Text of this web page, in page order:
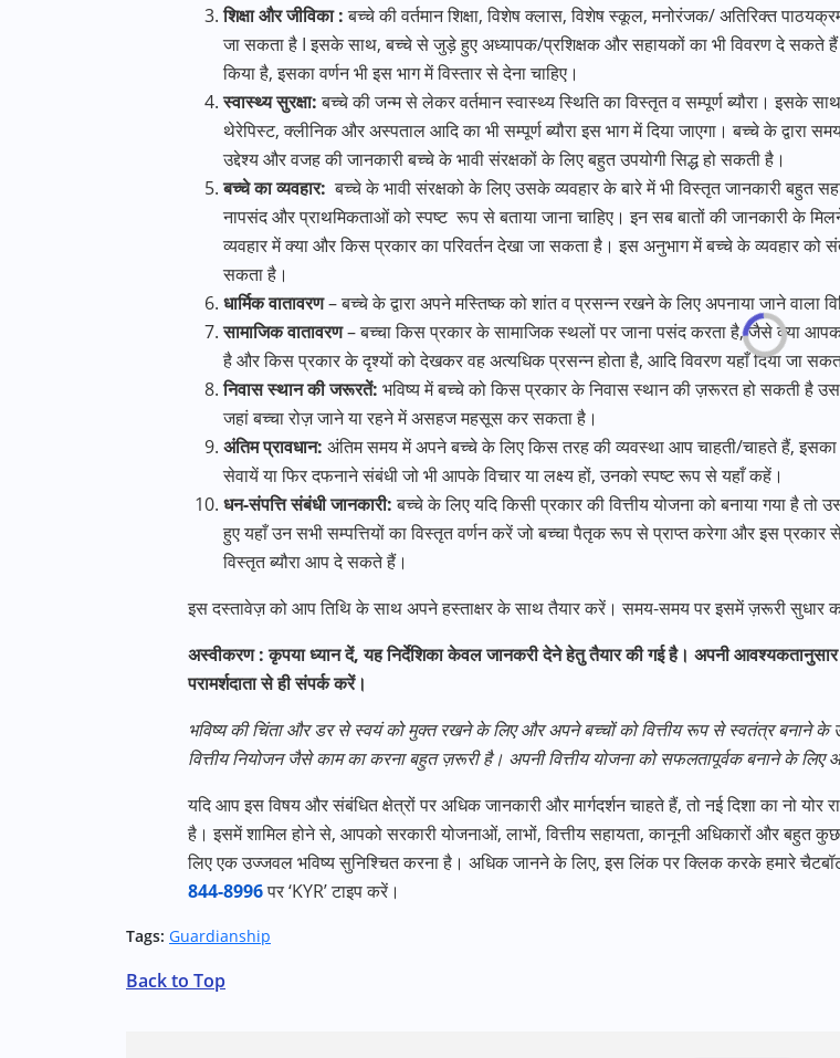
शिक्षा और जीविका :बच्चे की वर्तमान शिक्षा, विशेष क्लास, विशेष स्कूल, मनोरंजक/ अतिरिक्त
जा सकता है I इसके साथ, बच्चे से जुड़े हुए अध्यापक/प्रशिक्षक और सहायकों का भी विवरण दे सकते हैं ।
किया है, इसका वर्णन भी इस भाग में विस्तार से देना चाहिए।
स्वास्थ्य सुरक्षा:बच्चे की जन्म से लेकर वर्तमान स्वास्थ्य स्थिति का विस्तृत व सम्पूर्ण ब्यौरा। इसके
थेरेपिस्ट, क्लीनिक और अस्पताल आदि का भी सम्पूर्ण ब्यौरा इस भाग में दिया जाएगा। बच्चे के द्वारा
उद्देश्य और वजह की जानकारी बच्चे के भावी संरक्षकों के लिए बहुत उपयोगी सिद्ध हो सकती है।
बच्चे का व्यवहार: बच्चे के भावी संरक्षको के लिए उसके व्यवहार के बारे में भी विस्तृत जानकारी बहुत
नापसंद और प्राथमिकताओं को स्पष्ट रूप से बताया जाना चाहिए। इन सब बातों की जानकारी के
व्यवहार में क्या और किस प्रकार का परिवर्तन देखा जा सकता है। इस अनुभाग में बच्चे के व्यवहार को
सकता है।
धार्मिक वातावरण– बच्चे के द्वारा अपने मस्तिष्क को शांत व प्रसन्न रखने के लिए अपनाया जाने वाला
सामाजिक वातावरण– बच्चा किस प्रकार के सामाजिक स्थलों पर जाना पसंद करता है, जैसे क्या
है और किस प्रकार के दृश्यों को देखकर वह अत्यधिक प्रसन्न होता है, आदि विवरण यहाँ दिया जा
निवास स्थान की जरूरतें: भविष्य में बच्चे को किस प्रकार के निवास स्थान की ज़रूरत हो सकती है
जहां बच्चा रोज़ जाने या रहने में असहज महसूस कर सकता है।
अंतिम प्रावधान: अंतिम समय में अपने बच्चे के लिए किस तरह की व्यवस्था आप चाहती/चाहते हैं, इसका
सेवायें या फिर दफनाने संबंधी जो भी आपके विचार या लक्ष्य हों, उनको स्पष्ट रूप से यहाँ कहें।
धन-संपत्ति संबंधी जानकारी:बच्चे के लिए यदि किसी प्रकार की वित्तीय योजना को बनाया गया है
हुए यहाँ उन सभी सम्पत्तियों का विस्तृत वर्णन करें जो बच्चा पैतृक रूप से प्राप्त करेगा और इस प्रकार
विस्तृत ब्यौरा आप दे सकते हैं।
इस दस्तावेज़ को आप तिथि के साथ अपने हस्ताक्षर के साथ तैयार करें। समय-समय पर इसमें ज़रूरी सुधार
अस्वीकरण : कृपया ध्यान दें,यह निर्देशिका केवल जानकरी देने हेतु तैयार की गई है। अपनी
परामर्शदाता से ही संपर्क करें।
भविष्य की चिंता और डर से स्वयं को मुक्त रखने के लिए और अपने बच्चों को वित्तीय रूप से स्वतंत्र बनाने
वित्तीय नियोजन जैसे काम का करना बहुत ज़रूरी है। अपनी वित्तीय योजना को सफलतापूर्वक बनाने के
यदि आप इस विषय और संबंधित क्षेत्रों पर अधिक जानकारी और मार्गदर्शन चाहते हैं,तो नई दिशा का नो योर
है। इसमें शामिल होने से, आपको सरकारी योजनाओं,लाभों,वित्तीय सहायता,कानूनी अधिकारों और बहुत कुछ
लिए एक उज्जवल भविष्य सुनिश्चित करना है। अधिक जानने के लिए,इस लिंक पर क्लिक करके हमारे
844-8996पर‘KYR’टाइप करें।
Tags: Guardianship
Back to Top